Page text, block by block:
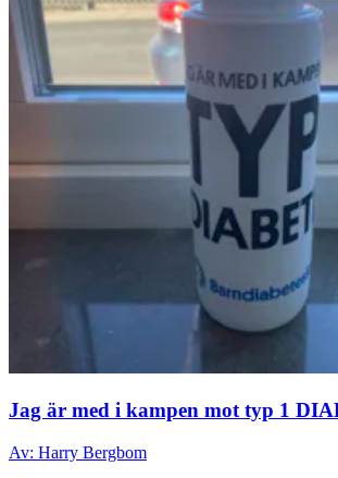
Jag är med i kampen mot typ 1
Av: Harry Bergbom